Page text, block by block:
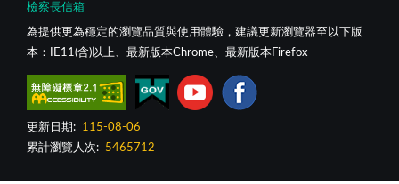
檢察長信箱
為提供更為穩定的瀏覽品質與使用體驗，建議更新瀏覽器至以下版
本：IE11(含)以上、最新版本Chrome、最新版本Firefox
更新日期:
115-08-06
累計瀏覽人次:
5465712